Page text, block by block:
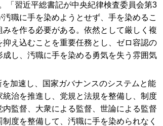
「習近平総書記が中央紀律検査委員会第3
職に手を染めようとせず、手を染めるこ
を作る必要がある。依然として厳しく複
え込むことを重要任務とし、ゼロ容認の
し、汚職に手を染める勇気を失う雰囲気
加速し、国家ガバナンスのシステムと能
治を推進し、党規と法規を整備し、制度
監督、大衆による監督、世論による監督
度を整備して、汚職に手を染められなく